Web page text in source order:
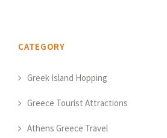
CATEGORY
Greek Island Hopping
Greece Tourist Attractions
Athens Greece Travel